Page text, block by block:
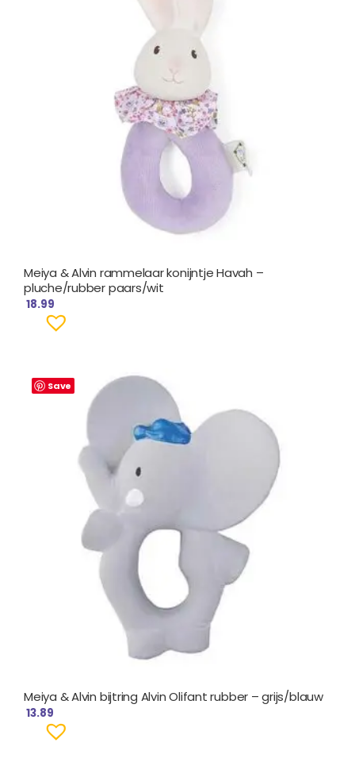
Meiya & Alvin rammelaar konijntje Havah –
pluche/rubber paars/wit
18.99
Save
Meiya & Alvin bijtring Alvin Olifant rubber – grijs/blauw
13.89